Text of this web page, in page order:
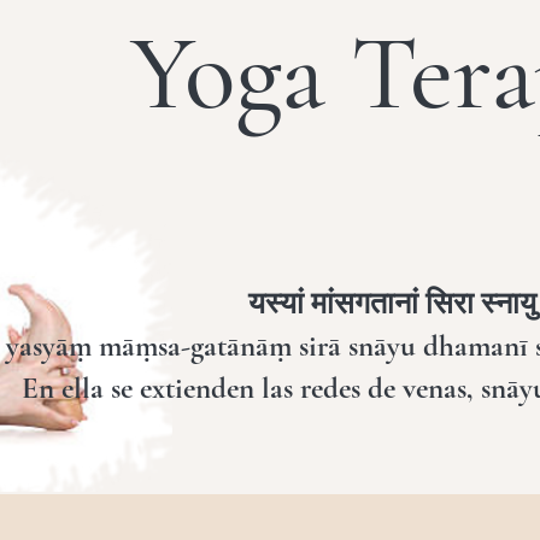
यस्यां मांसगतानां सिरा
yasyāṃ māṃsa-gatānāṃ sirā snāyu
En ella se extienden las redes de venas,
Yoga